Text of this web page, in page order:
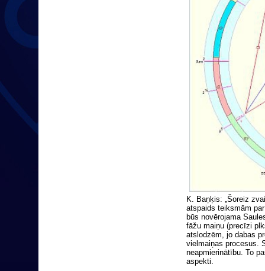
K. Baņķis: „Šoreiz
atspaids teiksmām
būs novērojama
fāžu maiņu (precīzi
atslodzēm, jo dabas
vielmaiņas procesus.
neapmierinātību. To
aspekti.